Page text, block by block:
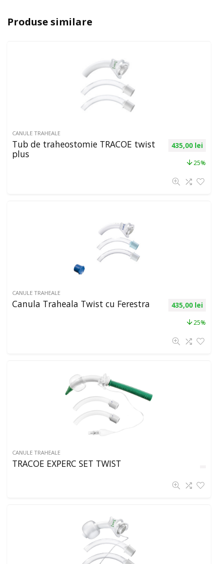
Produse similare
CANULE TRAHEALE
Tub de traheostomie TRACOE twist
plus
435,00 lei
25%
CANULE TRAHEALE
Canula Traheala Twist cu Ferestra 435,00 lei
25%
CANULE TRAHEALE
TRACOE EXPERC SET TWIST